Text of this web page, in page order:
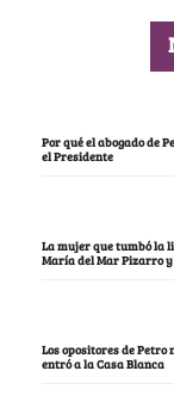
Por qué el abogado de
el Presidente
La mujer que tumbó la
María del Mar Pizarro y
Los opositores de
entró a la Casa Blanca